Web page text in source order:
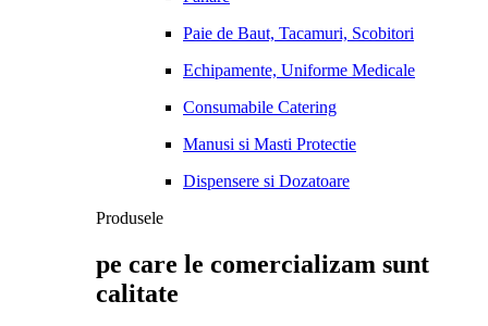
Paie de Baut, Tacamuri, Scobitori
Echipamente, Uniforme Medicale
Consumabile Catering
Manusi si Masti Protectie
Dispensere si Dozatoare
Produsele
pe care le comercializam sunt
calitate